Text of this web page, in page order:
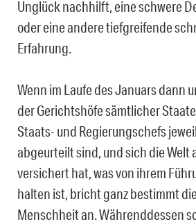
Unglück nachhilft, eine schwere
oder eine andere tiefgreifende
Erfahrung.
Wenn im Laufe des Januars dann
der Gerichtshöfe sämtlicher
Staats- und Regierungschefs
abgeurteilt sind, und sich die Welt
versichert hat, was von ihrem
halten ist, bricht ganz bestimmt
Menschheit an. Währenddessen